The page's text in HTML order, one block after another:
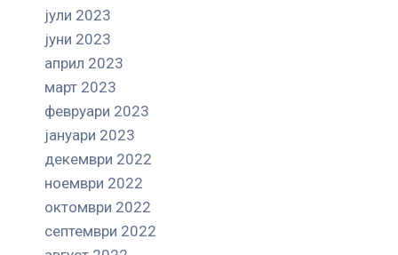
јули 2023
јуни 2023
април 2023
март 2023
февруари 2023
јануари 2023
декември 2022
ноември 2022
октомври 2022
септември 2022